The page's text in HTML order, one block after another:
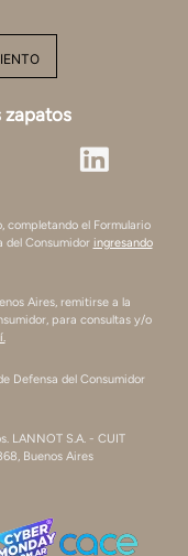
zapatos
completando el Formulario
del Consumidor ingresando
Aires, remitirse a la
para consultas y/o
Defensa del Consumidor
LANNOT S.A. - CUIT
Buenos Aires